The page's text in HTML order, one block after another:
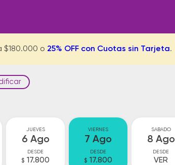
$180.000 o 25% OFF con Cuotas sin Tarjeta.
JUEVES
6 Ago
DESDE
$ 17.800
VIERNES
7 Ago
DESDE
$ 17.800
SABADO
8 Ago
DESDE
VER